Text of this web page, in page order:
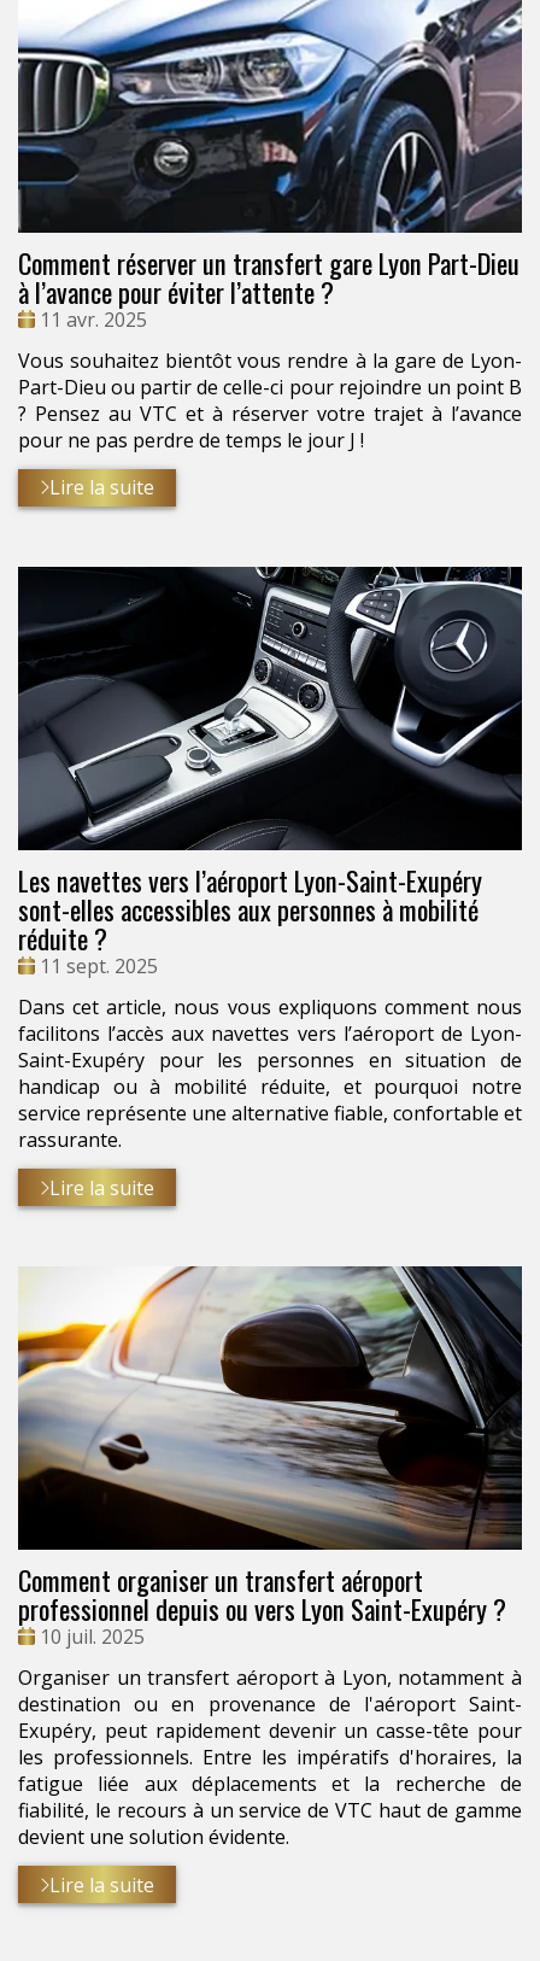
Comment réserver un transfert gare Lyon Part-Dieu
à l’avance pour éviter l’attente ?
Date
11 avr. 2025
Vous souhaitez bientôt vous rendre à la gare de Lyon-
Part-Dieu ou partir de celle-ci pour rejoindre un point B
? Pensez au VTC et à réserver votre trajet à l’avance
pour ne pas perdre de temps le jour J !
Lire la suite
Les navettes vers l’aéroport Lyon-Saint-Exupéry
sont-elles accessibles aux personnes à mobilité
réduite ?
Date
11 sept. 2025
Dans cet article, nous vous expliquons comment nous
facilitons l’accès aux navettes vers l’aéroport de Lyon-
Saint-Exupéry pour les personnes en situation de
handicap ou à mobilité réduite, et pourquoi notre
service représente une alternative fiable, confortable et
rassurante.
Lire la suite
Comment organiser un transfert aéroport
professionnel depuis ou vers Lyon Saint-Exupéry ?
Date
10 juil. 2025
Organiser un transfert aéroport à Lyon, notamment à
destination ou en provenance de l'aéroport Saint-
Exupéry, peut rapidement devenir un casse-tête pour
les professionnels. Entre les impératifs d'horaires, la
fatigue liée aux déplacements et la recherche de
fiabilité, le recours à un service de VTC haut de gamme
devient une solution évidente.
Lire la suite